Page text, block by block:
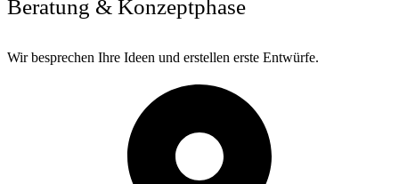
Beratung & Konzeptphase
Wir besprechen Ihre Ideen und erstellen erste Entwürfe.